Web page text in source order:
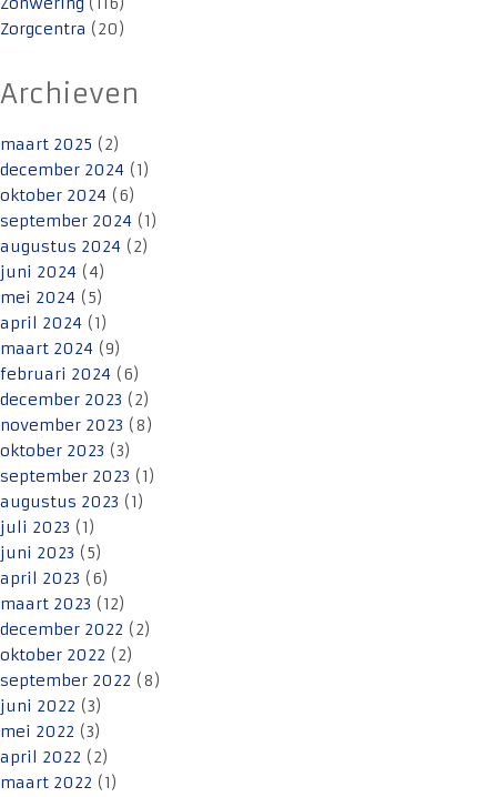
Zorgcentra (20)
Archieven
maart 2025 (2)
december 2024 (1)
oktober 2024 (6)
september 2024 (1)
augustus 2024 (2)
juni 2024 (4)
mei 2024 (5)
april 2024 (1)
maart 2024 (9)
februari 2024 (6)
december 2023 (2)
november 2023 (8)
oktober 2023 (3)
september 2023 (1)
augustus 2023 (1)
juli 2023 (1)
juni 2023 (5)
april 2023 (6)
maart 2023 (12)
december 2022 (2)
oktober 2022 (2)
september 2022 (8)
juni 2022 (3)
mei 2022 (3)
april 2022 (2)
maart 2022 (1)